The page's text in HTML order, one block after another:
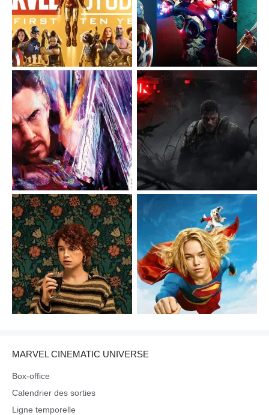
MARVEL CINEMATIC UNIVERSE
Box-office
Calendrier des sorties
Ligne temporelle